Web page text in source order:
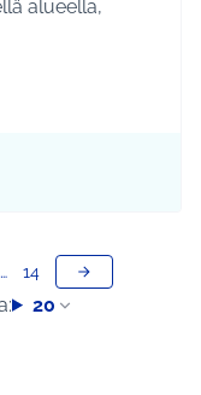
alueella,
Tuusulan kylät
mukaan:
20
… 14